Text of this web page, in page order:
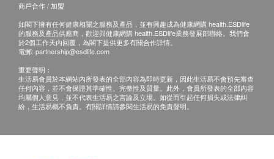
BTU 2501 NSF 矽
藻瓷濾芯
訂單金額不足 HK$500 顧客需支付運費 HK$50。
送貨時間:
商品會於訂單確認付款後 5 - 7 個工作天內送出，
送貨時間為上午 9 時至下午 6 時。
送貨服務有可能因天氣、交通、地區或其他因素而
暫停或延期，送貨時間將會另作安排。
港)有限公司可再次安排送貨服務，但顧客必須以
商戶合作 / 加盟
如閣下擁有任何健康相關之服務及產品，並有興趣成為健康網購 health.ESDlife
的服務及產品供應商，歡迎與健康網購 health.ESDlife業務發展部聯絡。我們會
於2個工作天內回覆，為閣下提供更多有關合作詳情。
電郵: partnership@esdlife.com
重要聲明：
生活易會員於本網站內所發表的全部內容為即時更新，因此生活易不會預先審查
任何內容，並不會保證其準確性、完整性及質量。此外，會員所發表的全部內容
均屬個人意見，並不代表生活易之言論及立場。如從而引起任何損失或法律糾
紛，生活易概不負責。有關詳情請參閱生活易的免責聲明。